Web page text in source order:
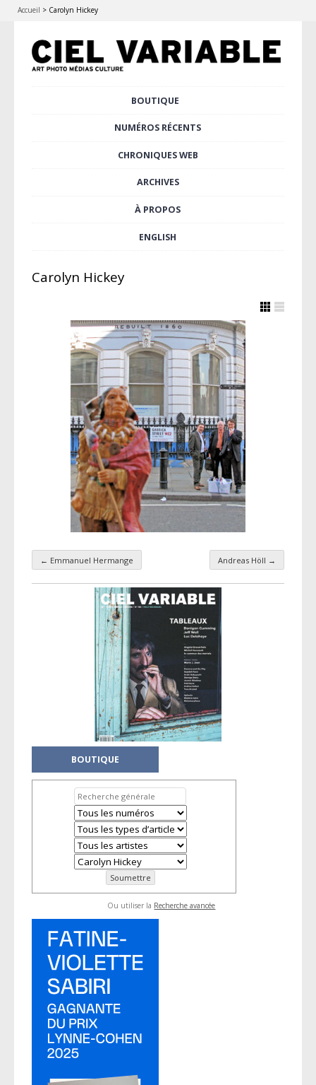
Accueil > Carolyn Hickey
BOUTIQUE
NUMÉROS RÉCENTS
CHRONIQUES WEB
ARCHIVES
À PROPOS
ENGLISH
Carolyn Hickey
Navigation par taxonomie
← Emmanuel Hermange Andreas Höll →
BOUTIQUE
Ou utiliser la Recherche avancée